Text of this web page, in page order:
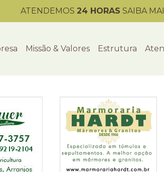
ATENDEMOS 24 HORAS SAIBA
Missão & Valores Estrutura